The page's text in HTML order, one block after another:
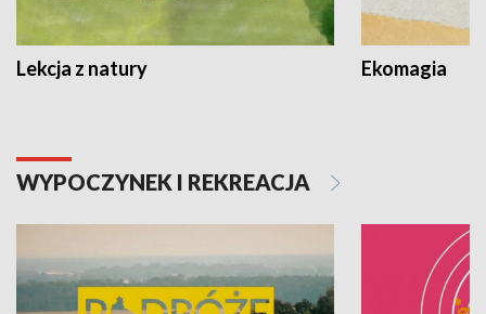
Lekcja z natury Ekomagia
WYPOCZYNEK I REKREACJA